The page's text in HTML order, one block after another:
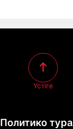
Политико
Үстіге